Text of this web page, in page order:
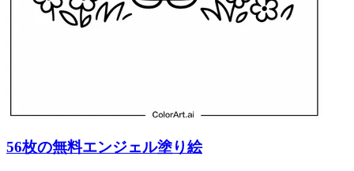
56枚の無料エンジェル塗り絵